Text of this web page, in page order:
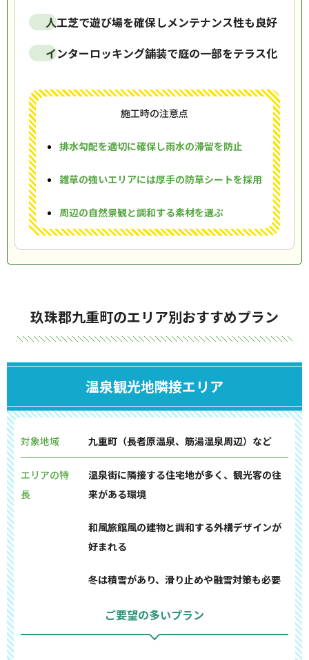
人工芝で遊び場を確保しメンテナンス性も良好
インターロッキング舗装で庭の一部をテラス化
施工時の注意点
排水勾配を適切に確保し雨水の滞留を防止
雑草の強いエリアには厚手の防草シートを採用
周辺の自然景観と調和する素材を選ぶ
玖珠郡九重町のエリア別おすすめプラン
温泉観光地隣接エリア
対象地域 九重町（長者原温泉、筋湯温泉周辺）など
エリアの特
長
温泉街に隣接する住宅地が多く、観光客の往
来がある環境
和風旅館風の建物と調和する外構デザインが
好まれる
冬は積雪があり、滑り止めや融雪対策も必要
ご要望の多いプラン